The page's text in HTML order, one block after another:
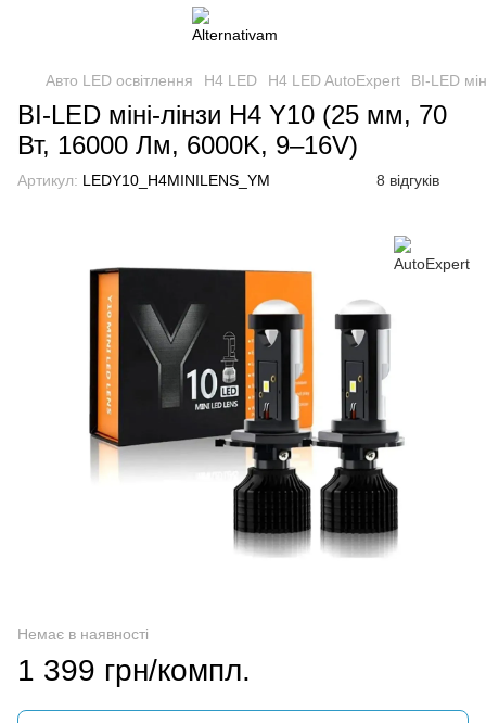
Авто LED освітлення H4 LED H4 LED AutoExpert BI-LED
BI-LED міні-лінзи H4 Y10 (25 мм, 70
Вт, 16000 Лм, 6000K, 9–16V)
Артикул: LEDY10_H4MINILENS_YM 8 відгуків
Немає в наявності
1 399 грн/компл.